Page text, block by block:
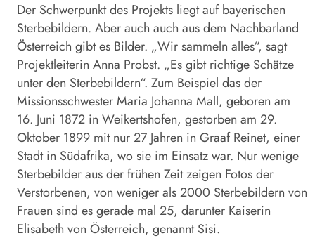
Der Schwerpunkt des Projekts liegt auf bayerischen
Sterbebildern. Aber auch auch aus dem Nachbarland
Österreich gibt es Bilder. „Wir sammeln alles“, sagt
Projektleiterin Anna Probst. „Es gibt richtige Schätze
unter den Sterbebildern“. Zum Beispiel das der
Missionsschwester Maria Johanna Mall, geboren am
16. Juni 1872 in Weikertshofen, gestorben am 29.
Oktober 1899 mit nur 27 Jahren in Graaf Reinet, einer
Stadt in Südafrika, wo sie im Einsatz war. Nur wenige
Sterbebilder aus der frühen Zeit zeigen Fotos der
Verstorbenen, von weniger als 2000 Sterbebildern von
Frauen sind es gerade mal 25, darunter Kaiserin
Elisabeth von Österreich, genannt Sisi.